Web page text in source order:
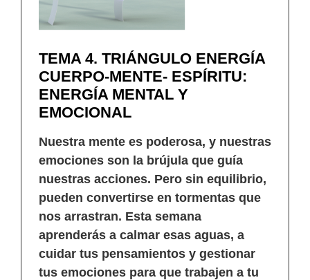
TEMA 4. TRIÁNGULO ENERGÍA
CUERPO-MENTE- ESPÍRITU:
ENERGÍA MENTAL Y
EMOCIONAL
Nuestra mente es poderosa, y nuestras
emociones son la brújula que guía
nuestras acciones. Pero sin equilibrio,
pueden convertirse en tormentas que
nos arrastran. Esta semana
aprenderás a calmar esas aguas, a
cuidar tus pensamientos y gestionar
tus emociones para que trabajen a tu